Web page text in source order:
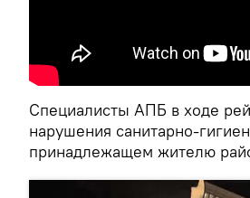
Специалисты АПБ в ходе
нарушения санитарно-
принадлежащем жителю